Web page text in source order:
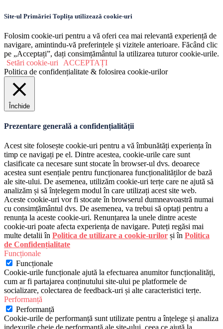
Site-ul Primăriei Toplița utilizează cookie-uri
Folosim cookie-uri pentru a vă oferi cea mai relevantă experiență de
navigare, amintindu-vă preferințele și vizitele anterioare. Făcând clic
pe „Acceptați”, dați consimțământul la utilizarea tuturor cookie-urile.
Setări cookie-uri
ACCEPTAȚI
Politica de confidențialitate & folosirea cookie-urilor
Închide
Prezentare generală a confidențialității
Acest site folosește cookie-uri pentru a vă îmbunătăți experiența în
timp ce navigați pe el. Dintre acestea, cookie-urile care sunt
clasificate ca necesare sunt stocate în browser-ul dvs. deoarece
acestea sunt esențiale pentru funcționarea funcționalităților de bază
ale site-ului. De asemenea, utilizăm cookie-uri terțe care ne ajută să
analizăm și să înțelegem modul în care utilizați acest site web.
Aceste cookie-uri vor fi stocate în browserul dumneavoastră numai
cu consimțământul dvs. De asemenea, va trebui să optați pentru a
renunța la aceste cookie-uri. Renunțarea la unele dintre aceste
cookie-uri poate afecta experiența de navigare. Puteți regăsi mai
multe detalii în Politica de utilizare a cookie-urilor și în Politica
de Confidențialitate
Funcționale
Funcționale
Cookie-urile funcționale ajută la efectuarea anumitor funcționalități,
cum ar fi partajarea conținutului site-ului pe platformele de
socializare, colectarea de feedback-uri și alte caracteristici terțe.
Performanță
Performanță
Cookie-urile de performanță sunt utilizate pentru a înțelege și analiza